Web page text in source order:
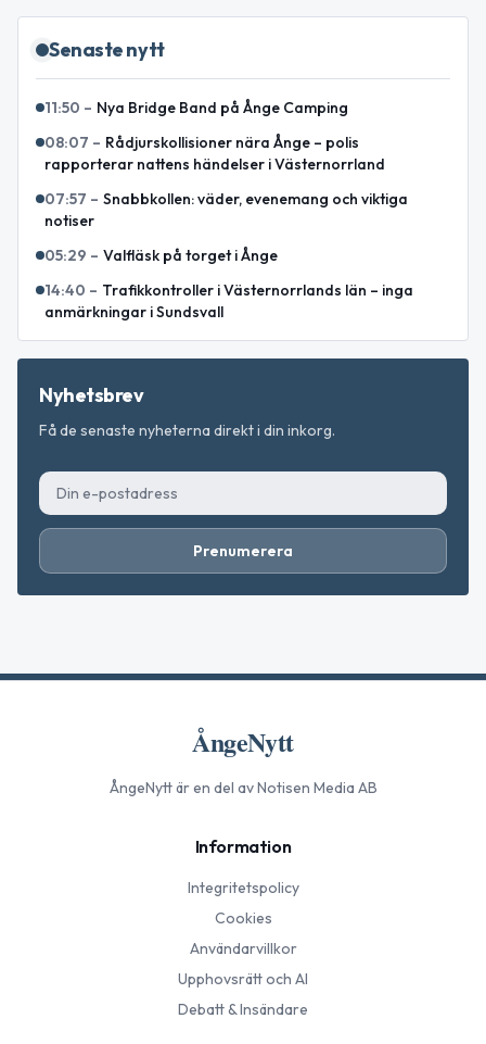
Senaste nytt
11:50 – Nya Bridge Band på Ånge Camping
08:07 – Rådjurskollisioner nära Ånge – polis
rapporterar nattens händelser i Västernorrland
07:57 – Snabbkollen: väder, evenemang och viktiga
notiser
05:29 – Valfläsk på torget i Ånge
14:40 – Trafikkontroller i Västernorrlands län – inga
anmärkningar i Sundsvall
Nyhetsbrev
Få de senaste nyheterna direkt i din inkorg.
Prenumerera
ÅngeNytt
ÅngeNyttär en del av Notisen Media AB
Information
Integritetspolicy
Cookies
Användarvillkor
Upphovsrätt och AI
Debatt & Insändare